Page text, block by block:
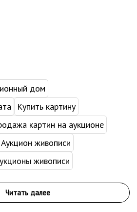
дом
Купить картину
картин на аукционе
Аукцион живописи
живописи